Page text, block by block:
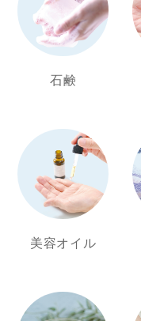
石鹸
美容オイル